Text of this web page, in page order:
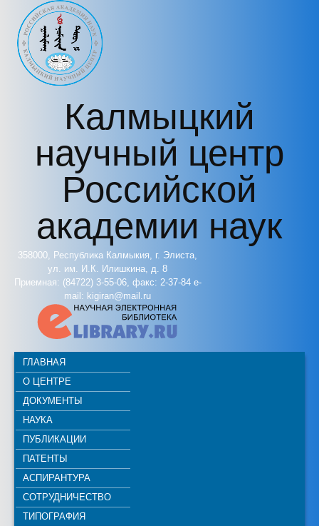
Перейти к основному содержанию
Калмыцкий
научный центр
Российской
академии наук
358000, Республика Калмыкия, г. Элиста,
ул. им. И.К. Илишкина, д. 8
Приемная: (84722) 3-55-06, факс: 2-37-84 e-
mail: kigiran@mail.ru
ГЛАВНАЯ
О ЦЕНТРЕ
ДОКУМЕНТЫ
НАУКА
ПУБЛИКАЦИИ
ПАТЕНТЫ
АСПИРАНТУРА
СОТРУДНИЧЕСТВО
ТИПОГРАФИЯ